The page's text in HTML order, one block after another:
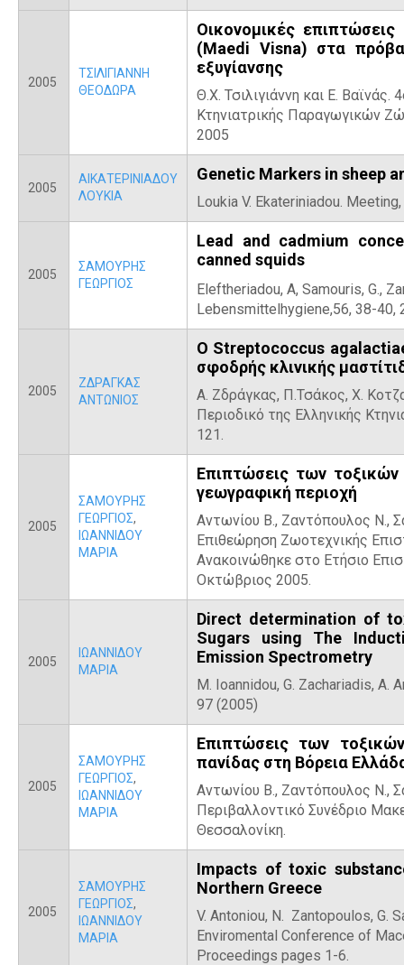
2005
ΤΣΙΛΙΓΙΑΝΝΗ
ΘΕΟΔΩΡΑ
Οικονομικές
(Maedi Visna) στα
εξυγίανσης
Θ.Χ. Τσιλιγιάννη και Ε. Βαϊνάς.
Κτηνιατρικής Παραγωγικών
2005
2005
ΑΙΚΑΤΕΡΙΝΙΑΔΟΥ
ΛΟΥΚΙΑ
Genetic Markers in sheep
Loukia V. Ekateriniadou.
2005
ΣΑΜΟΥΡΗΣ
ΓΕΩΡΓΙΟΣ
Lead and cadmium
canned squids
Eleftheriadou, A, Samouris, G.,
Lebensmittelhygiene,56, 38-40,
2005
ΖΔΡΑΓΚΑΣ
ΑΝΤΩΝΙΟΣ
Ο Streptococcus
σφοδρής κλινικής
Α. Ζδράγκας, Π.Τσάκος, Χ.
Περιοδικό της Ελληνικής
121.
2005
ΣΑΜΟΥΡΗΣ
ΓΕΩΡΓΙΟΣ,
ΙΩΑΝΝΙΔΟΥ
ΜΑΡΙΑ
Επιπτώσεις των
γεωγραφική περιοχή
Αντωνίου Β., Ζαντόπουλος Ν.,
Επιθεώρηση Ζωοτεχνικής
Ανακοινώθηκε στο Ετήσιο
Οκτώβριος 2005.
2005
ΙΩΑΝΝΙΔΟΥ
ΜΑΡΙΑ
Direct determination of
Sugars using The
Emission Spectrometry
M. Ioannidou, G. Zachariadis, A.
97 (2005)
2005
ΣΑΜΟΥΡΗΣ
ΓΕΩΡΓΙΟΣ,
ΙΩΑΝΝΙΔΟΥ
ΜΑΡΙΑ
Επιπτώσεις των
πανίδας στη Βόρεια
Αντωνίου Β., Ζαντόπουλος Ν.,
Περιβαλλοντικό Συνέδριο
Θεσσαλονίκη.
2005
ΣΑΜΟΥΡΗΣ
ΓΕΩΡΓΙΟΣ,
ΙΩΑΝΝΙΔΟΥ
ΜΑΡΙΑ
Impacts of toxic
Northern Greece
V. Antoniou, N. Zantopoulos, G.
Enviromental Conference of
Proceedings pages 1-6.